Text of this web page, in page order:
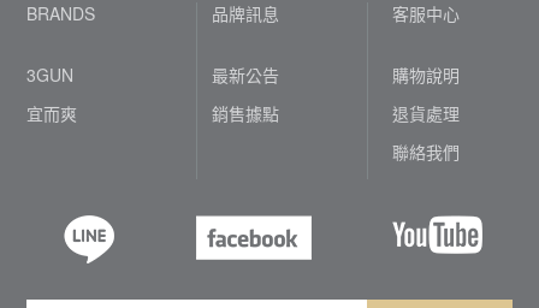
BRANDS
3GUN
宜而爽
品牌訊息
最新公告
銷售據點
客服中心
購物說明
退貨處理
聯絡我們